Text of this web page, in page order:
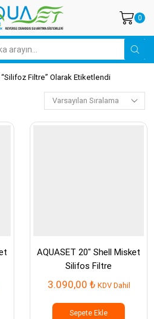
0
Search
input
Filtre” Olarak Etiketlendi
AQUASET 20″ Shell Misket
Silifos Filtre
3.090,00 ₺ KDV Dahil
Sepete Ekle